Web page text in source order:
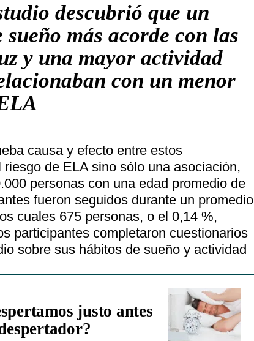
descubrió que un
más acorde con las
y una mayor actividad
con un menor
causa y efecto entre estos
de ELA sino sólo una asociación,
personas con una edad promedio de
fueron seguidos durante un promedio
cuales 675 personas, o el 0,14 %,
participantes completaron cuestionarios
sobre sus hábitos de sueño y actividad
justo antes